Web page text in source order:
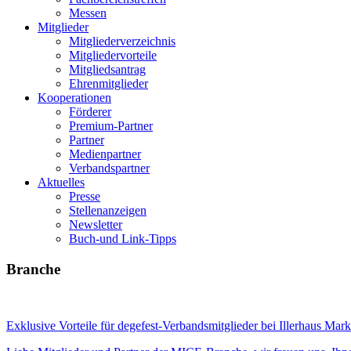
Messen
Mitglieder
Mitgliederverzeichnis
Mitgliedervorteile
Mitgliedsantrag
Ehrenmitglieder
Kooperationen
Förderer
Premium-Partner
Partner
Medienpartner
Verbandspartner
Aktuelles
Presse
Stellenanzeigen
Newsletter
Buch-und Link-Tipps
Branche
Exklusive Vorteile für degefest-Verbandsmitglieder bei Illerhaus